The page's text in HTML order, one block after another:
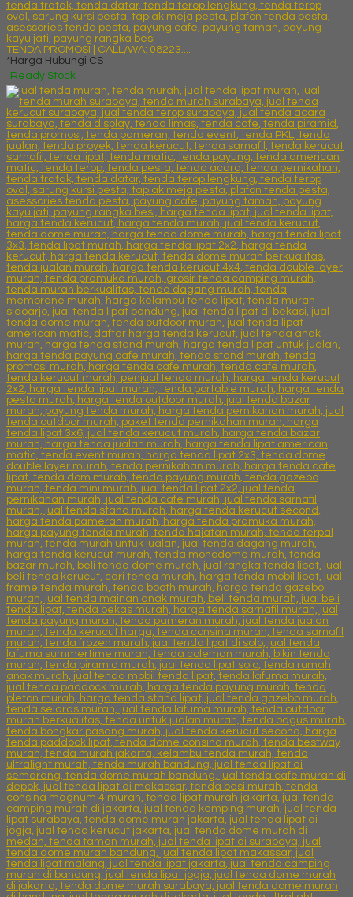
TENDA PROMOSI | CALL/WA: 08223....
*Harga Hubungi CS
Ready Stock